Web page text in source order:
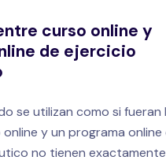
curso online y
de ejercicio
se utilizan como si fueran
y un programa online
no tienen